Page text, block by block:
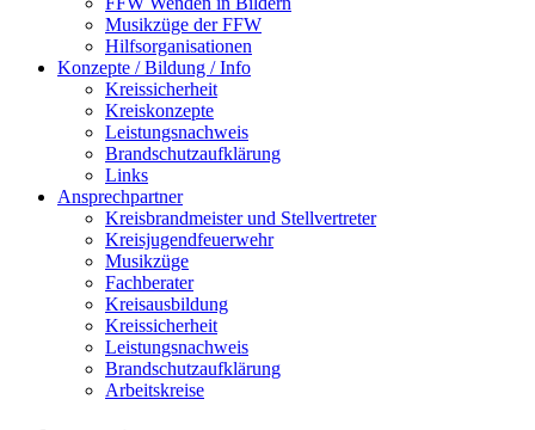
Musikzüge der FFW
Hilfsorganisationen
Konzepte / Bildung / Info
Kreissicherheit
Kreiskonzepte
Leistungsnachweis
Brandschutzaufklärung
Links
Ansprechpartner
Kreisbrandmeister und Stellvertreter
Kreisjugendfeuerwehr
Musikzüge
Fachberater
Kreisausbildung
Kreissicherheit
Leistungsnachweis
Brandschutzaufklärung
Arbeitskreise